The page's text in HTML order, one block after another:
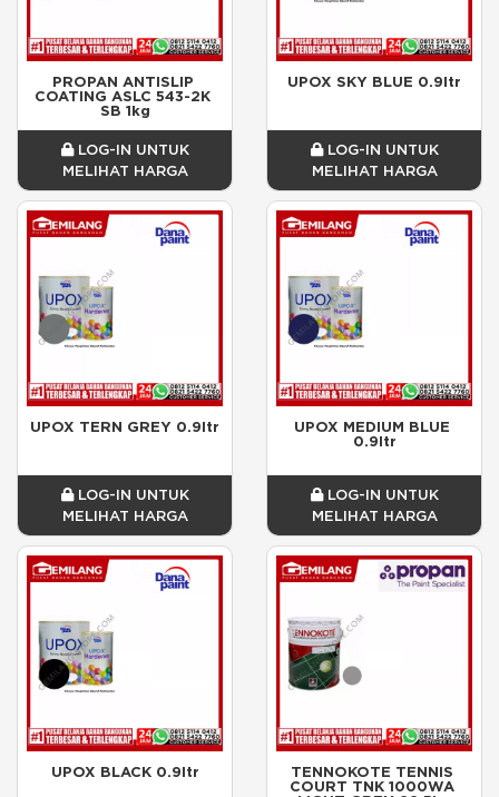
PROPAN ANTISLIP
COATING ASLC 543-2K
SB 1kg
LOG-IN UNTUK
MELIHAT HARGA
UPOX SKY BLUE 0.9ltr
LOG-IN UNTUK
MELIHAT HARGA
UPOX TERN GREY 0.9ltr
LOG-IN UNTUK
MELIHAT HARGA
UPOX MEDIUM BLUE
0.9ltr
LOG-IN UNTUK
MELIHAT HARGA
UPOX BLACK 0.9ltr TENNOKOTE TENNIS
COURT TNK 1000WA